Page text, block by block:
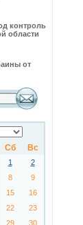
контроль
области
от
Сб Вс
1
2
8
9
15
16
22
23
29 30